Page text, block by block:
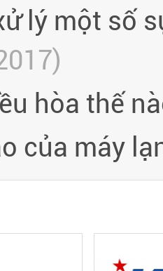
lý một số
hòa thế
của máy